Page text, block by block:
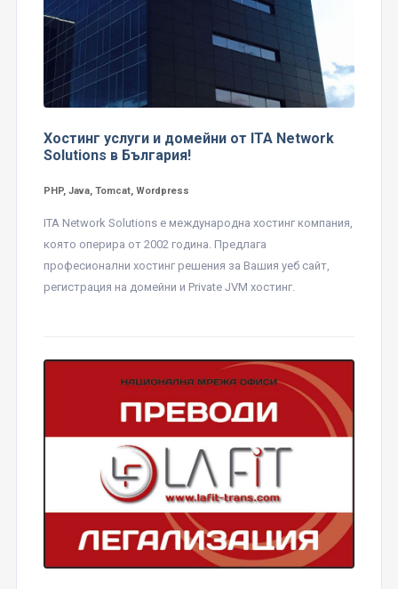
Хостинг услуги и домейни от ITA Network
Solutions в България!
PHP, Java, Tomcat, Wordpress
ITA Network Solutions е международна хостинг компания,
която оперира от 2002 година. Предлага
професионални хостинг решения за Вашия уеб сайт,
регистрация на домейни и Private JVM хостинг.